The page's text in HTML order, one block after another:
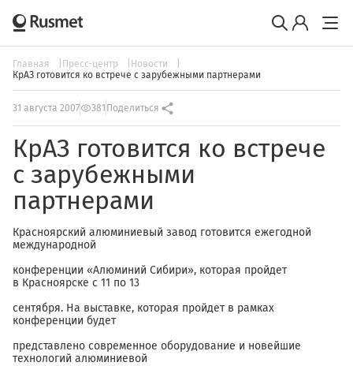
Главная Пресс-центр
Новости
КрАЗ готовится ко встрече с зарубежными партнерами
31 августа 2007 381 Поделиться
КрАЗ готовится ко встрече
с зарубежными
партнерами
Красноярский алюминиевый завод готовится ежегодной
международной
конференции «Алюминий Сибири», которая пройдет
в Красноярске с 11 по 13
сентября. На выставке, которая пройдет в рамках
конференции будет
представлено современное оборудование и новейшие
технологий алюминиевой